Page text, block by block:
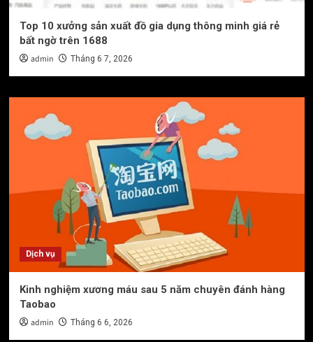
Top 10 xưởng sản xuất đồ gia dụng thông minh giá rẻ
bất ngờ trên 1688
admin Tháng 6 7, 2026
Dịch vụ
Kinh nghiệm xương máu sau 5 năm chuyên đánh hàng
Taobao
admin Tháng 6 6, 2026